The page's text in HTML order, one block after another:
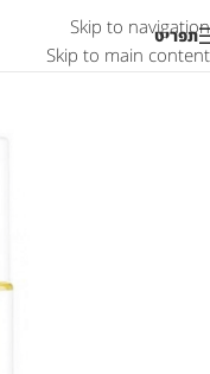
Skip to navigation
Skip to main content
תפריט